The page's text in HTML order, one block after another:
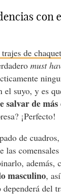
con
de
must
el suyo, y es
salvar de
¡Perfecto!
de
las
además,
masculino,
del